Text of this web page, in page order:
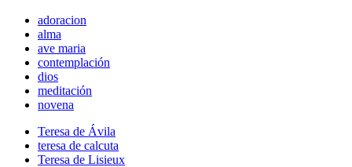
adoracion
alma
ave maria
contemplación
dios
meditación
novena
Teresa de Ávila
teresa de calcuta
Teresa de Lisieux